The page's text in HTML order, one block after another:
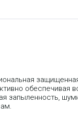
защищенная
обеспечивая
запыленность,